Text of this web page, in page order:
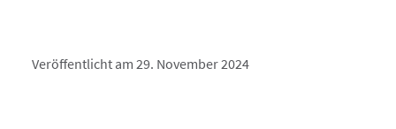
Veröffentlicht am 29. November 2024